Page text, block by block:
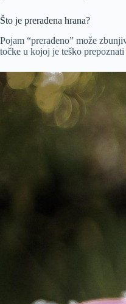
Što je prerađena hrana?
Pojam “prerađeno” može
točke u kojoj je teško